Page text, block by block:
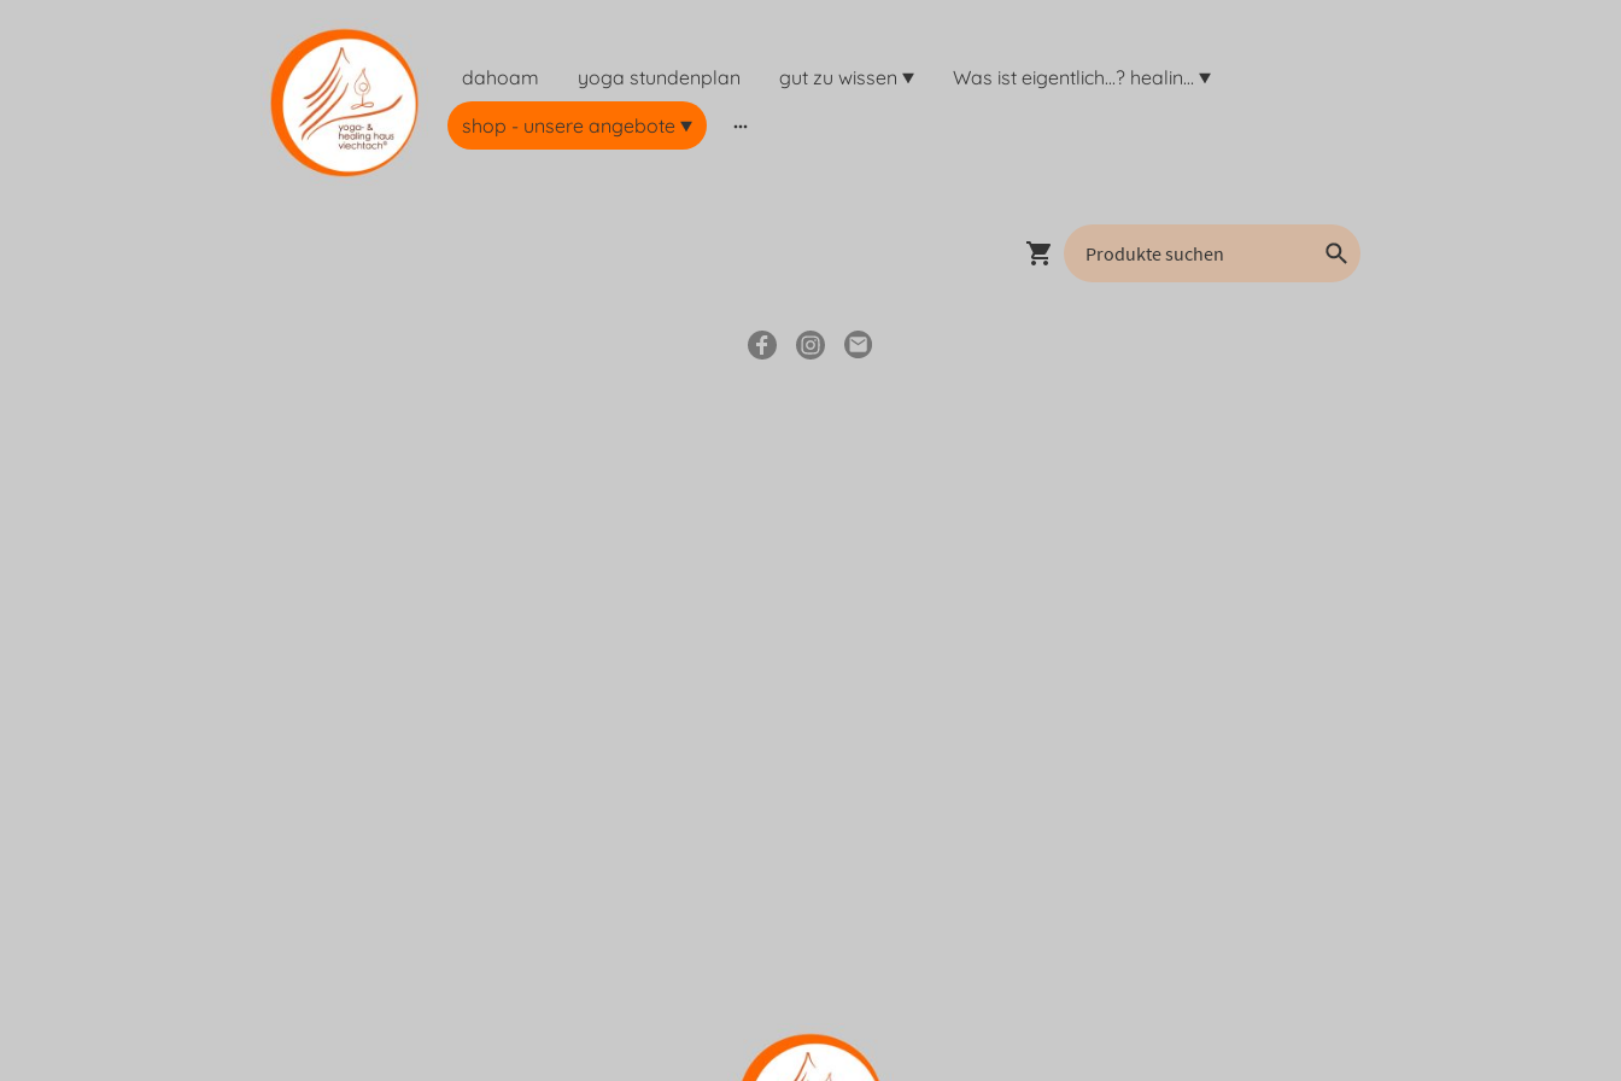
dahoam yoga stundenplan gut zu wissen
Was ist eigentlich...? healing methoden
shop - unsere angebote